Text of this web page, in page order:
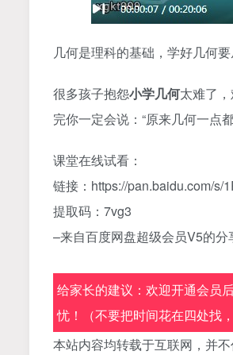
几何是理科的基础，学好几何
很多孩子抱怨小学几何太难了
完你一定会说：“原来几何一点都
课堂在线试看：
链接：https://pan.baidu.com/s/
提取码：7vg3
–来自百度网盘超级会员V5的分
给家长的建议：欢迎开通会员
忧！（不要把时间花在四处找
本站内容均转载于互联网，并